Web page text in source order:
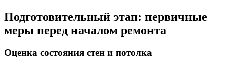
Подготовительный этап: первичные
меры перед началом ремонта
Оценка состояния стен и потолка